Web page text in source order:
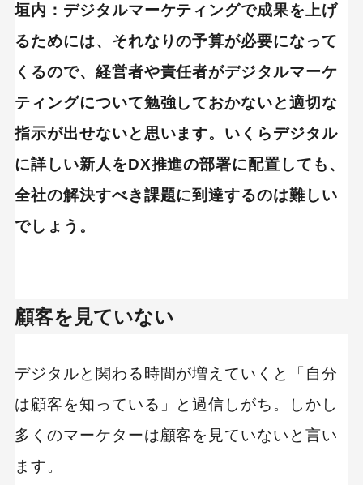
垣内：デジタルマーケティングで成果を上げ
るためには、それなりの予算が必要になって
くるので、経営者や責任者がデジタルマーケ
ティングについて勉強しておかないと適切な
指示が出せないと思います。いくらデジタル
に詳しい新人をDX推進の部署に配置しても、
全社の解決すべき課題に到達するのは難しい
でしょう。
顧客を見ていない
デジタルと関わる時間が増えていくと「自分
は顧客を知っている」と過信しがち。しかし
多くのマーケターは顧客を見ていないと言い
ます。